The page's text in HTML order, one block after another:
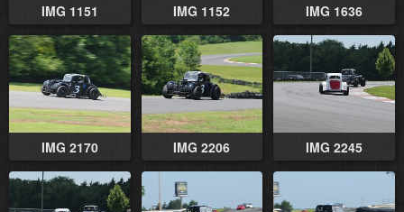
IMG 1151 IMG 1152 IMG 1636
IMG 2170 IMG 2206 IMG 2245